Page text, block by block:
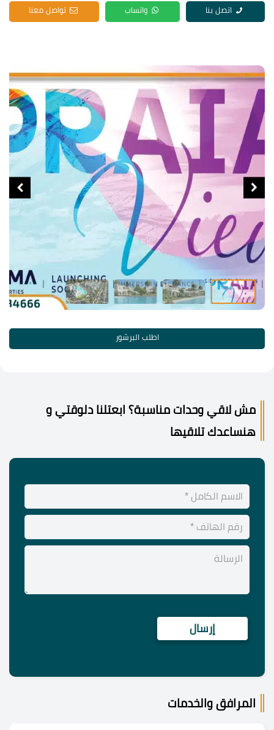
اتصل بنا واتساب تواصل معنا
اطلب البرشور
مش لاقي وحدات مناسبة؟ ابعتلنا دلوقتي و
هنساعدك تلاقيها
المرافق والخدمات